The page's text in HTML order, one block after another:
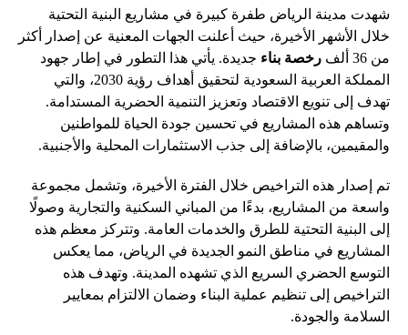
شهدت مدينة الرياض طفرة كبيرة في مشاريع البنية التحتية
خلال الأشهر الأخيرة، حيث أعلنت الجهات المعنية عن إصدار أكثر
من 36 ألف
رخصة بناء جديدة. يأتي هذا التطور في إطار جهود
المملكة العربية السعودية لتحقيق أهداف رؤية 2030، والتي
تهدف إلى تنويع الاقتصاد وتعزيز التنمية الحضرية المستدامة.
وتساهم هذه المشاريع في تحسين جودة الحياة للمواطنين
والمقيمين، بالإضافة إلى جذب الاستثمارات المحلية والأجنبية.
تم إصدار هذه التراخيص خلال الفترة الأخيرة، وتشمل مجموعة
واسعة من المشاريع، بدءًا من المباني السكنية والتجارية وصولًا
إلى البنية التحتية للطرق والخدمات العامة. وتتركز معظم هذه
المشاريع في مناطق النمو الجديدة في الرياض، مما يعكس
التوسع الحضري السريع الذي تشهده المدينة. وتهدف هذه
التراخيص إلى تنظيم عملية البناء وضمان الالتزام بمعايير
السلامة والجودة.